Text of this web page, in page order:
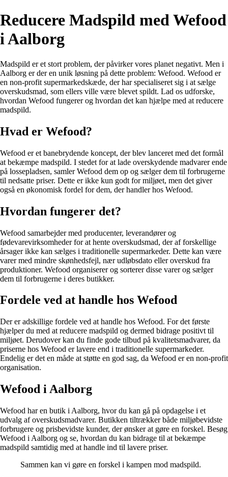
Reducere Madspild med Wefood
i Aalborg
Madspild er et stort problem, der påvirker vores planet negativt. Men i
Aalborg er der en unik løsning på dette problem: Wefood. Wefood er
en non-profit supermarkedskæde, der har specialiseret sig i at sælge
overskudsmad, som ellers ville være blevet spildt. Lad os udforske,
hvordan Wefood fungerer og hvordan det kan hjælpe med at reducere
madspild.
Hvad er Wefood?
Wefood er et banebrydende koncept, der blev lanceret med det formål
at bekæmpe madspild. I stedet for at lade overskydende madvarer ende
på lossepladsen, samler Wefood dem op og sælger dem til forbrugerne
til nedsatte priser. Dette er ikke kun godt for miljøet, men det giver
også en økonomisk fordel for dem, der handler hos Wefood.
Hvordan fungerer det?
Wefood samarbejder med producenter, leverandører og
fødevarevirksomheder for at hente overskudsmad, der af forskellige
årsager ikke kan sælges i traditionelle supermarkeder. Dette kan være
varer med mindre skønhedsfejl, nær udløbsdato eller overskud fra
produktioner. Wefood organiserer og sorterer disse varer og sælger
dem til forbrugerne i deres butikker.
Fordele ved at handle hos Wefood
Der er adskillige fordele ved at handle hos Wefood. For det første
hjælper du med at reducere madspild og dermed bidrage positivt til
miljøet. Derudover kan du finde gode tilbud på kvalitetsmadvarer, da
priserne hos Wefood er lavere end i traditionelle supermarkeder.
Endelig er det en måde at støtte en god sag, da Wefood er en non-profit
organisation.
Wefood i Aalborg
Wefood har en butik i Aalborg, hvor du kan gå på opdagelse i et
udvalg af overskudsmadvarer. Butikken tiltrækker både miljøbevidste
forbrugere og prisbevidste kunder, der ønsker at gøre en forskel. Besøg
Wefood i Aalborg og se, hvordan du kan bidrage til at bekæmpe
madspild samtidig med at handle ind til lavere priser.
Sammen kan vi gøre en forskel i kampen mod madspild.